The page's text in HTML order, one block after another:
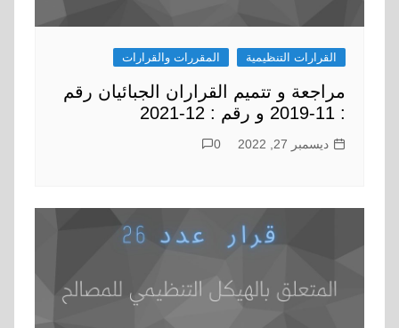
القرارات التنظيمية المقررات والقرارات
مراجعة و تتميم القراران الجبائيان رقم
: 11-2019 و رقم : 12-2021
ديسمبر 27, 2022 0